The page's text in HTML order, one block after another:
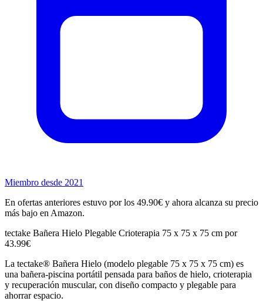
Miembro desde 2021
En ofertas anteriores estuvo por los 49.90€ y ahora alcanza su precio
más bajo en Amazon.
tectake Bañera Hielo Plegable Crioterapia 75 x 75 x 75 cm por
43.99€
La tectake® Bañera Hielo (modelo plegable 75 x 75 x 75 cm) es
una bañera‑piscina portátil pensada para baños de hielo, crioterapia
y recuperación muscular, con diseño compacto y plegable para
ahorrar espacio.